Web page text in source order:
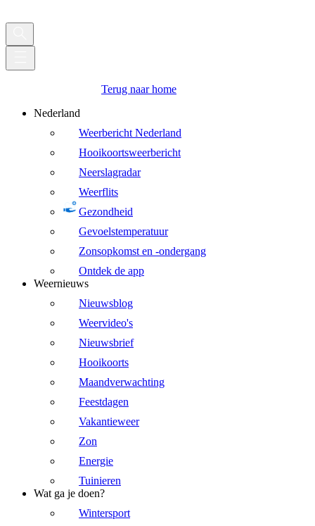
Terug naar home
Nederland
Weerbericht Nederland
Hooikoortsweerbericht
Neerslagradar
Weerflits
Gezondheid
Gevoelstemperatuur
Zonsopkomst en -ondergang
Ontdek de app
Weernieuws
Nieuwsblog
Weervideo's
Nieuwsbrief
Hooikoorts
Maandverwachting
Feestdagen
Vakantieweer
Zon
Energie
Tuinieren
Wat ga je doen?
Wintersport